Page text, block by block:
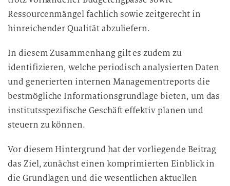
Ressourcenmängel fachlich sowie zeitgerecht in
hinreichender Qualität abzuliefern.
In diesem Zusammenhang gilt es zudem zu
identifizieren, welche periodisch analysierten Daten
und generierten internen Managementreports die
bestmögliche Informationsgrundlage bieten, um das
institutsspezifische Geschäft effektiv planen und
steuern zu können.
Vor diesem Hintergrund hat der vorliegende Beitrag
das Ziel, zunächst einen komprimierten Einblick in
die Grundlagen und die wesentlichen aktuellen